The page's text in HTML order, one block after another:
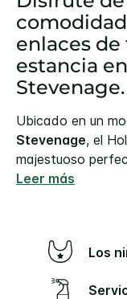
enlaces
estancia
Stevenage.
Ubicado en un
Stevenage, el
majestuoso
Leer más
Los